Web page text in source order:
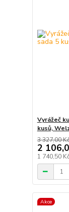
Vyrážeč
kusů,
3 327,00
2
1 740,50
Akce